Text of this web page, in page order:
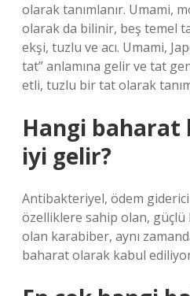
olarak tanımlanır. Umami,
olarak da bilinir, beş temel
ekşi, tuzlu ve acı. Umami,
tat” anlamına gelir ve tat
etli, tuzlu bir tat olarak
Hangi baharat
iyi gelir?
Antibakteriyel, ödem
özelliklere sahip olan, güçlü
olan karabiber, aynı
baharat olarak kabul